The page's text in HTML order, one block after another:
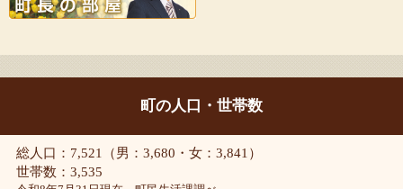
町の人口・世帯数
総人口：7,521（男：3,680・女：3,841）
世帯数：3,535